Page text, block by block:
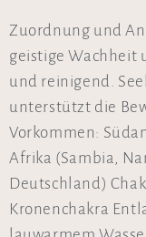
Zuordnung und
geistige Wachheit
und reinigend.
unterstützt die
Vorkommen:
Afrika (Sambia,
Deutschland)
Kronenchakra